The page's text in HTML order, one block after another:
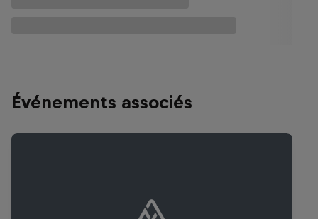
Événements associés